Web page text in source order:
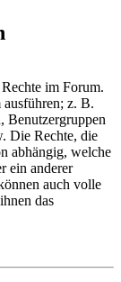
im Forum.
z. B.
Benutzergruppen
Die Rechte, die
abhängig, welche
ein anderer
auch volle
das